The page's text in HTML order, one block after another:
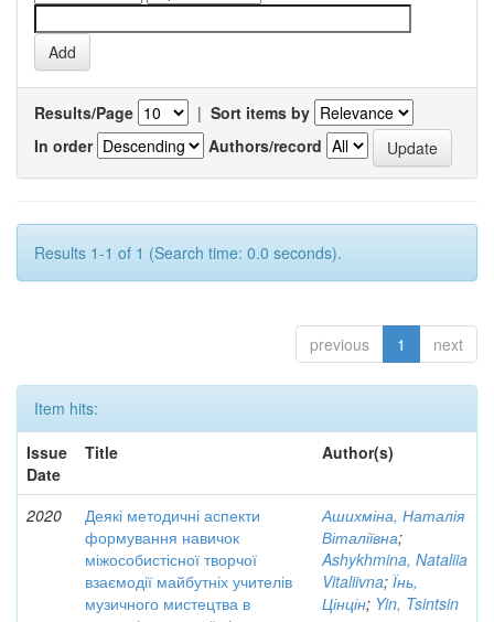
Results/Page | Sort items by
In order
Authors/record
Results 1-1 of 1 (Search time: 0.0 seconds).
previous 1 next
Item hits:
Issue
Date
Title Author(s)
2020
Деякі методичні аспекти
формування навичок
міжособистісної творчої
взаємодії майбутніх учителів
музичного мистецтва в
Ашихміна, Наталія
Віталіївна;
Ashykhmina, Nataliia
Vitaliivna; Їнь,
Цінцін; Yin, Tsintsin